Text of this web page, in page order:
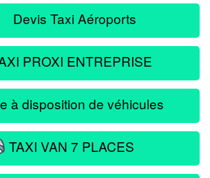
Devis Taxi Aéroports
PROXI ENTREPRISE
à disposition de véhicules
TAXI VAN 7 PLACES